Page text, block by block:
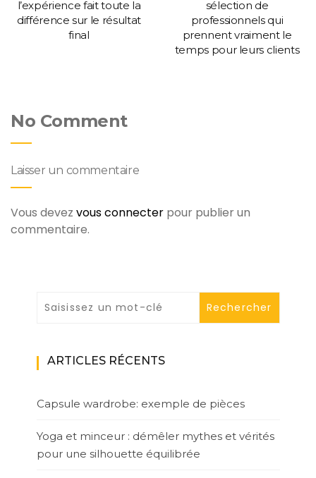
l’expérience fait toute la
différence sur le résultat
final
sélection de
professionnels qui
prennent vraiment le
temps pour leurs clients
No Comment
Laisser un commentaire
Vous devez vous connecter pour publier un
commentaire.
ARTICLES RÉCENTS
Capsule wardrobe: exemple de pièces
Yoga et minceur : démêler mythes et vérités
pour une silhouette équilibrée